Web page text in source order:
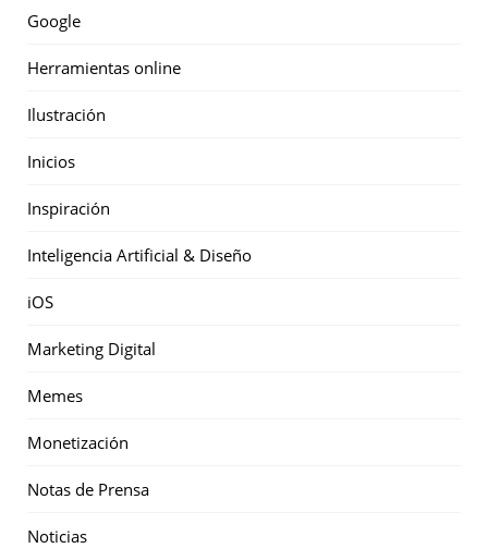
Google
Herramientas online
Ilustración
Inicios
Inspiración
Inteligencia Artificial & Diseño
iOS
Marketing Digital
Memes
Monetización
Notas de Prensa
Noticias